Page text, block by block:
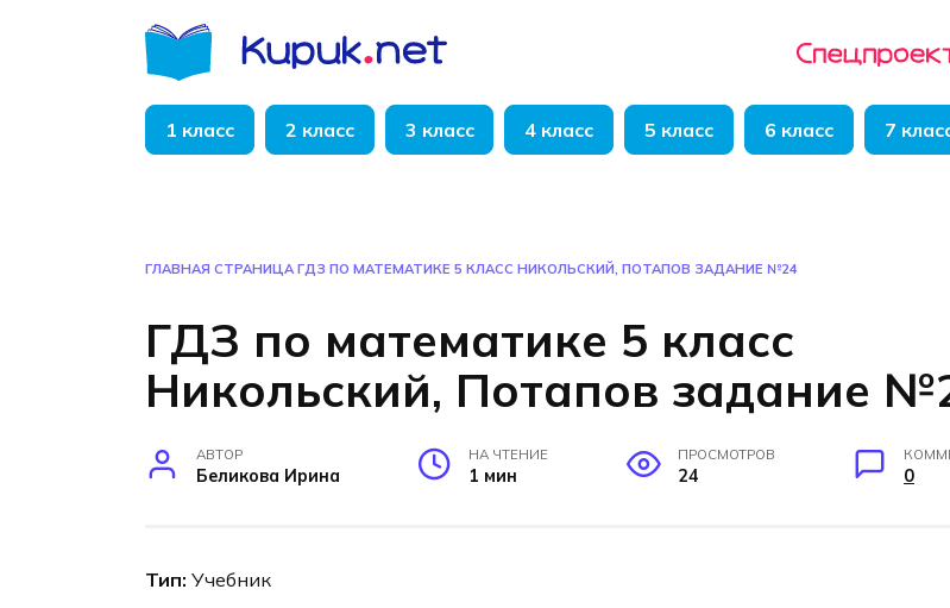
1 класс 2 класс 3 класс 4 класс 5 класс 6 класс 7
ГЛАВНАЯ СТРАНИЦА ГДЗ ПО МАТЕМАТИКЕ 5 КЛАСС НИКОЛЬСКИЙ, ПОТАПОВ ЗАДАНИЕ №24
ГДЗ по математике 5 класс
Никольский, Потапов задание
АВТОР
Беликова Ирина
НА ЧТЕНИЕ
1 мин
ПРОСМОТРОВ
24 0
Тип: Учебник